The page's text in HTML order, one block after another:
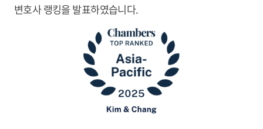
변호사 랭킹을 발표하였습니다.